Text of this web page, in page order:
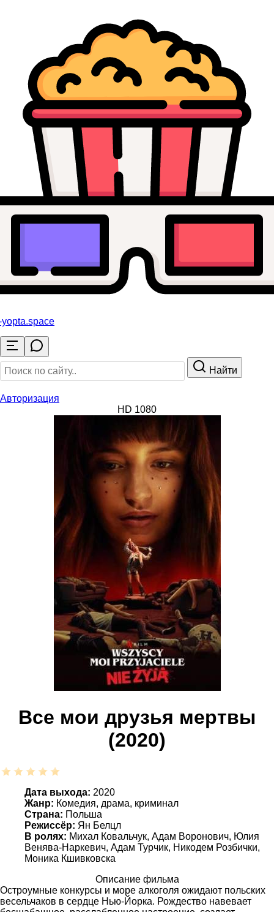
.space
Найти
Авторизация
HD 1080
Все мои друзья мертвы
(2020)
Дата выхода: 2020
Жанр: Комедия, драма, криминал
Страна: Польша
Режиссёр: Ян Белцл
В ролях: Михал Ковальчук, Адам Воронович, Юлия
Венява-Наркевич, Адам Турчик, Никодем Розбички,
Моника Кшивковска
Описание фильма
Остроумные конкурсы и море алкоголя ожидают польских
весельчаков в сердце Нью-Йорка. Рождество навевает